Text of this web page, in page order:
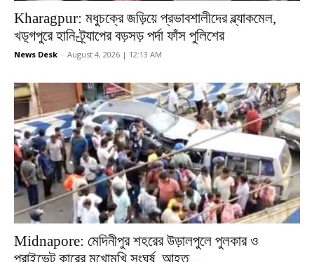
Kharagpur: মধুচক্রে জড়িয়ে প্রভাবশালীদের ব্ল্যাকমেল,
খড়্গপুরে হানি-ট্র্যাপের বড়সড় পর্দা ফাঁস পুলিশের
News Desk - August 4, 2026 | 12:13 AM
Midnapore: মেদিনীপুর শহরের উড়ালপুলে পুলকার ও
প্রাইভেট কারের মুখোমুখি সংঘর্ষ, আহত...